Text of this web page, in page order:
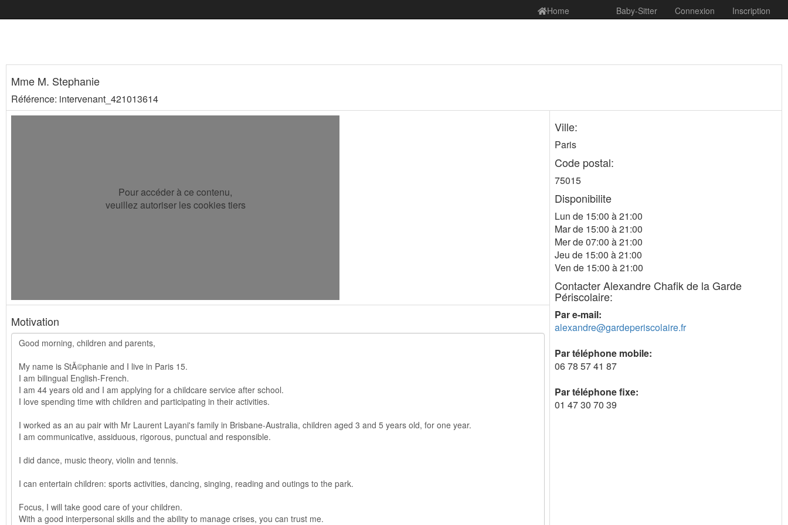
Home Baby-Sitter Connexion Inscription
Mme M. Stephanie
Référence: intervenant_421013614
Pour accéder à ce contenu,
veuillez autoriser les cookies tiers
Ville:
Paris
Code postal:
75015
Disponibilite
Lun de 15:00 à 21:00
Mar de 15:00 à 21:00
Mer de 07:00 à 21:00
Jeu de 15:00 à 21:00
Ven de 15:00 à 21:00
Contacter Alexandre Chafik de la Garde
Périscolaire:
Par e-mail:
alexandre@gardeperiscolaire.fr
Par téléphone mobile:
06 78 57 41 87
Par téléphone fixe:
01 47 30 70 39
Motivation